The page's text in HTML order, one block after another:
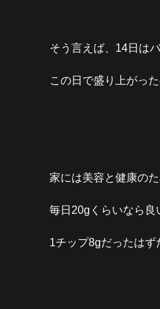
そう言えば、14日は
この日で盛り上がっ
家には美容と健康の
毎日20gくらいなら良
1チップ8gだったは